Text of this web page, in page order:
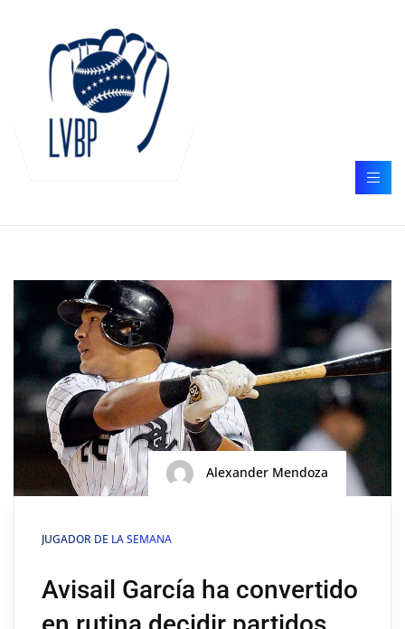
Alexander Mendoza
JUGADOR DE LA SEMANA
Avisail García ha convertido